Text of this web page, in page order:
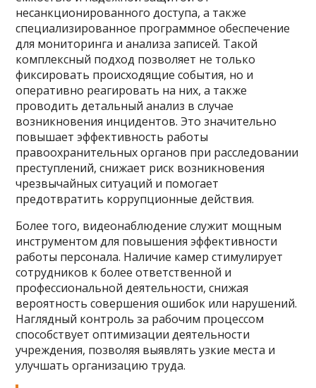
несанкционированного доступа, а также
специализированное программное обеспечение
для мониторинга и анализа записей. Такой
комплексный подход позволяет не только
фиксировать происходящие события, но и
оперативно реагировать на них, а также
проводить детальный анализ в случае
возникновения инцидентов. Это значительно
повышает эффективность работы
правоохранительных органов при расследовании
преступлений, снижает риск возникновения
чрезвычайных ситуаций и помогает
предотвратить коррупционные действия.
Более того, видеонаблюдение служит мощным
инструментом для повышения эффективности
работы персонала. Наличие камер стимулирует
сотрудников к более ответственной и
профессиональной деятельности, снижая
вероятность совершения ошибок или нарушений.
Наглядный контроль за рабочим процессом
способствует оптимизации деятельности
учреждения, позволяя выявлять узкие места и
улучшать организацию труда.